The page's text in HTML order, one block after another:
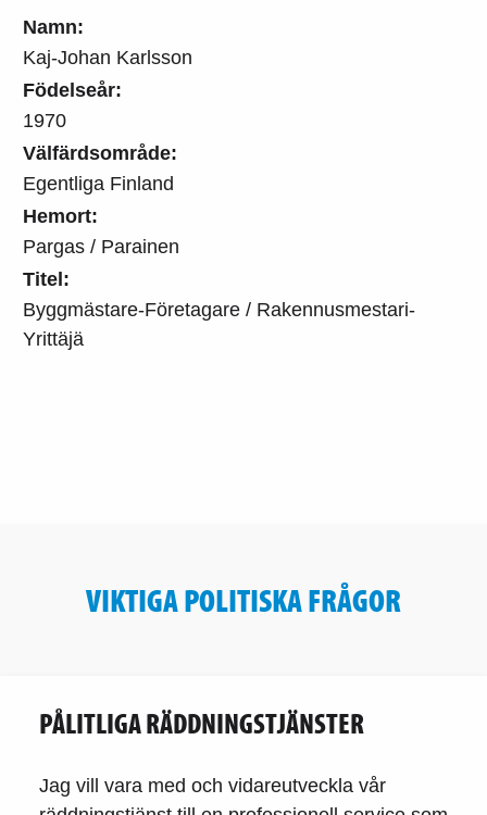
Namn:
Kaj-Johan Karlsson
Födelseår:
1970
Välfärdsområde:
Egentliga Finland
Hemort:
Pargas / Parainen
Titel:
Byggmästare-Företagare / Rakennusmestari-
Yrittäjä
VIKTIGA POLITISKA FRÅGOR
PÅLITLIGA RÄDDNINGSTJÄNSTER
Jag vill vara med och vidareutveckla vår